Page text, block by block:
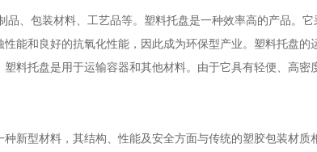
品、包装材料、工艺品等。塑料托盘是一种效率高的产品。
能和良好的抗氧化性能，因此成为环保型产业。塑料托盘
料托盘是用于运输容器和其他材料。由于它具有轻便、高
新型材料，其结构、性能及安全方面与传统的塑胶包装材